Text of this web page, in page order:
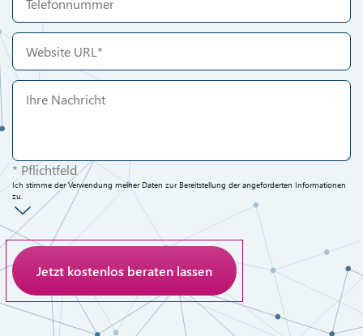
* Pflichtfeld
Ich stimme der Verwendung meiner Daten zur Bereitstellung der angeforderten Informationen
zu.
Anti-Roboter-Verifizierung
Hier klicken